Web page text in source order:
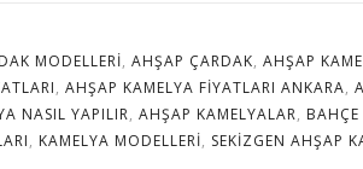
MODELLERI, AHŞAP ÇARDAK, AHŞAP
, AHŞAP KAMELYA FIYATLARI ANKARA,
NASIL YAPILIR, AHŞAP KAMELYALAR,
, KAMELYA MODELLERI, SEKIZGEN AHŞAP